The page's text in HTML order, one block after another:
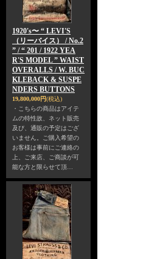
1920's〜 “ LEVI'S
（リーバイス） / No.2
” / “ 201 / 1922 YEA
R'S MODEL ” WAIST
OVERALLS / W. BUC
KLEBACK & SUSPE
NDERS BUTTONS
19,800,000円(税込)
・こちらの商品はアイテ
ムの特性故、ネット販売
及び、通販の予定はござ
いません。ご購入希望の
お客様は事前にご連絡の
上、ご来店、ご商談が可
能な方と限らせて頂…